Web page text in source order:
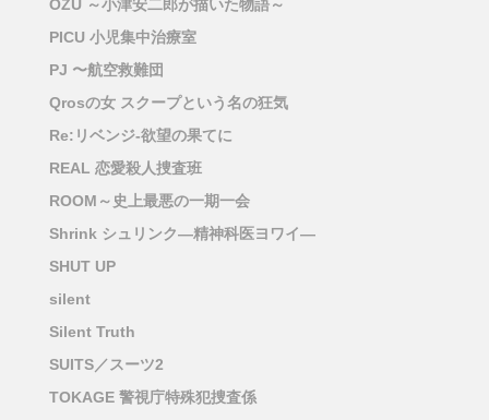
OZU ～小津安二郎が描いた物語～
PICU 小児集中治療室
PJ 〜航空救難団
Qrosの女 スクープという名の狂気
Re:リベンジ-欲望の果てに
REAL 恋愛殺人捜査班
ROOM～史上最悪の一期一会
Shrink シュリンク―精神科医ヨワイ―
SHUT UP
silent
Silent Truth
SUITS／スーツ2
TOKAGE 警視庁特殊犯捜査係